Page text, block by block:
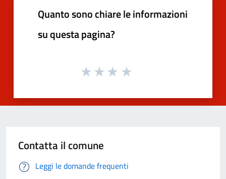
Quanto sono chiare le informazioni
su questa pagina?
Contatta il comune
Leggi le domande frequenti